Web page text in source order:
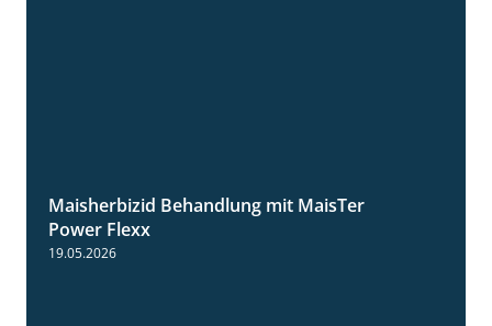
Maisherbizid Behandlung mit MaisTer
Power Flexx
19.05.2026